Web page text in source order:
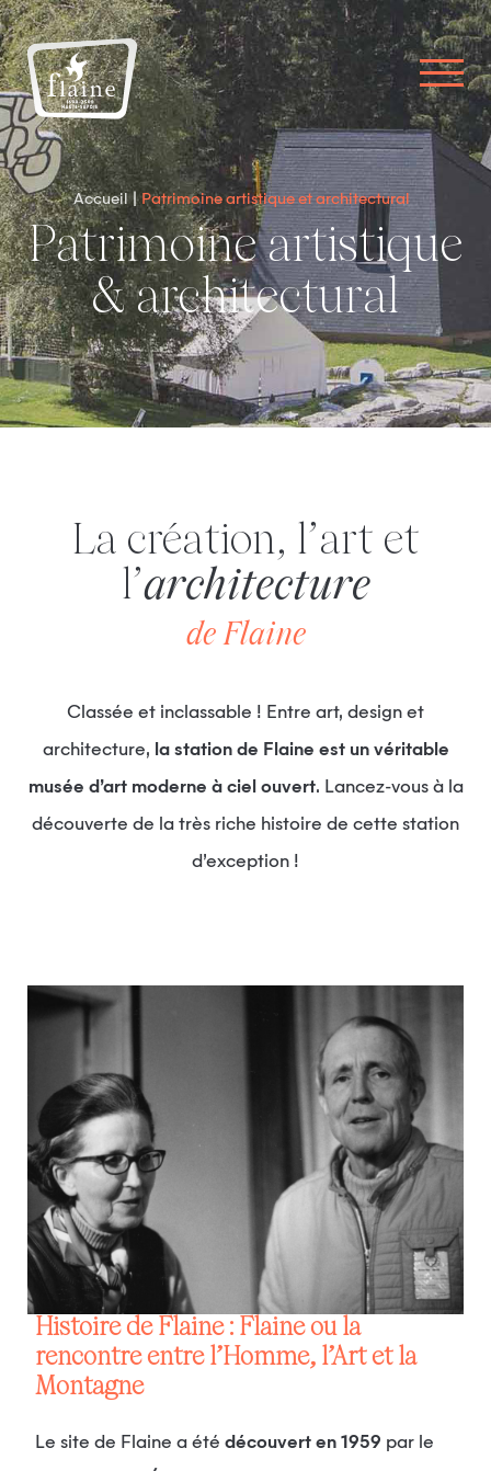
Accueil Patrimoine artistique et architectural
Patrimoine artistique
& architectural
La création, l’art et
l’architecture
de Flaine
Classée et inclassable ! Entre art, design et
architecture, la station de Flaine est un véritable
musée d’art moderne à ciel ouvert. Lancez-vous à la
découverte de la très riche histoire de cette station
d’exception !
Histoire de Flaine : Flaine ou la
rencontre entre l’Homme, l’Art et la
Montagne
Le site de Flaine a été découvert en 1959 par le